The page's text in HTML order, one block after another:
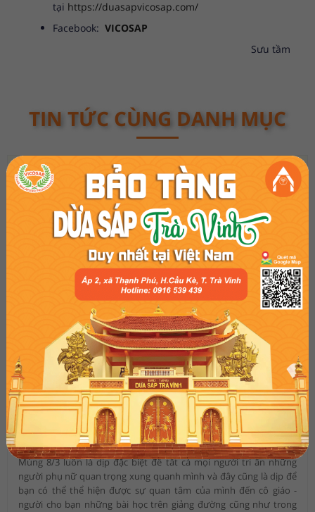
tại https://duasapvicosap.com/
Facebook: VICOSAP
Sưu tầm
TIN TỨC CÙNG DANH MỤC
Những món quà tặng 8/3 cho cô giáo ý nghĩa nhất
01:41 AM, 04/03/2024
6175
Mùng 8/3 luôn là dịp đặc biệt để tất cả mọi người tri ân những
người phụ nữ quan trọng xung quanh mình và đây cũng là dịp để
bạn có thể thể hiện được sự quan tâm của mình đến cô giáo -
người cho bạn những bài học trên giảng đường cũng như trong